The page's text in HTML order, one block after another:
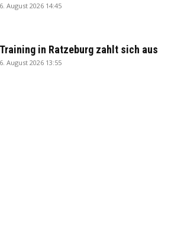
6. August 2026 14:45
Training in Ratzeburg zahlt sich aus
6. August 2026 13:55